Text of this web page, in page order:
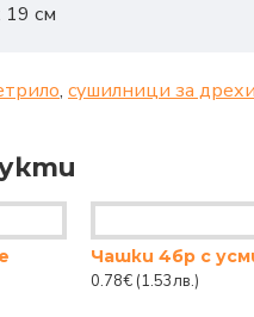
19 см
, сушилници за дрехи
Чашки 4бр с
0.78€ (1.53лв.)